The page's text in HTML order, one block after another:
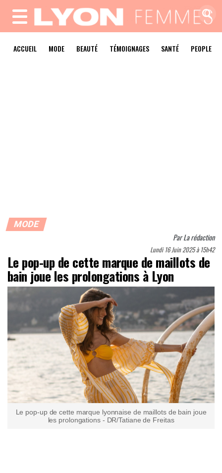
MENU
ACCUEIL MODE BEAUTÉ TÉMOIGNAGES SANTÉ PEOPLE
MODE
ParLa rédaction
Lundi 16 Juin 2025 à 15h42
Le pop-up de cette marque de maillots de
bain joue les prolongations à Lyon
Le pop-up de cette marque lyonnaise de maillots de bain joue
les prolongations - DR/Tatiane de Freitas